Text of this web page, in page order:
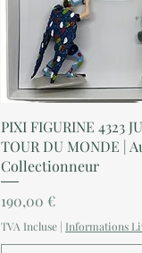
Aperçu
PIXI FIGURINE 4323
TOUR DU MONDE |
Collectionneur
Prix
190,00 €
TVA Incluse | Informations